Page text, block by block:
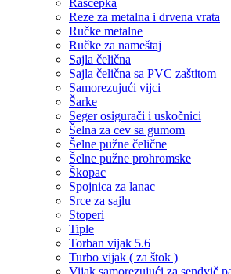
Rascepka
Reze za metalna i drvena vrata
Ručke metalne
Ručke za nameštaj
Sajla čelična
Sajla čelična sa PVC zaštitom
Samorezujući vijci
Šarke
Seger osigurači i uskočnici
Šelna za cev sa gumom
Šelne pužne čelične
Šelne pužne prohromske
Škopac
Spojnica za lanac
Srce za sajlu
Stoperi
Tiple
Torban vijak 5.6
Turbo vijak ( za štok )
Vijak samorezujući za sendvič